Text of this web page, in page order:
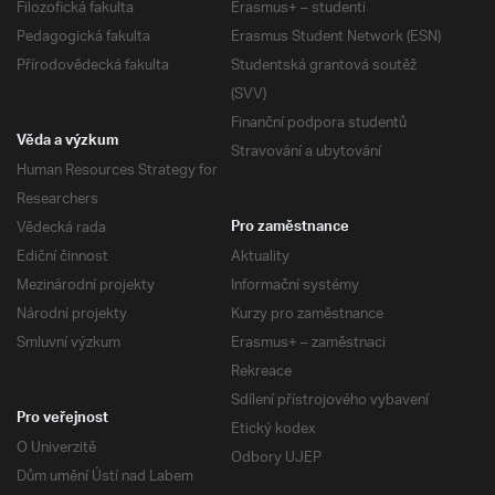
Filozofická fakulta
Pedagogická fakulta
Přírodovědecká fakulta
Erasmus+ – studenti
Erasmus Student Network (ESN)
Studentská grantová soutěž
(SVV)
Finanční podpora studentů
Stravování a ubytování
Věda a výzkum
Human Resources Strategy for
Researchers
Vědecká rada
Ediční činnost
Mezinárodní projekty
Národní projekty
Smluvní výzkum
Pro zaměstnance
Aktuality
Informační systémy
Kurzy pro zaměstnance
Erasmus+ – zaměstnaci
Rekreace
Sdílení přístrojového vybavení
Etický kodex
Odbory UJEP
Pro veřejnost
O Univerzitě
Dům umění Ústí nad Labem